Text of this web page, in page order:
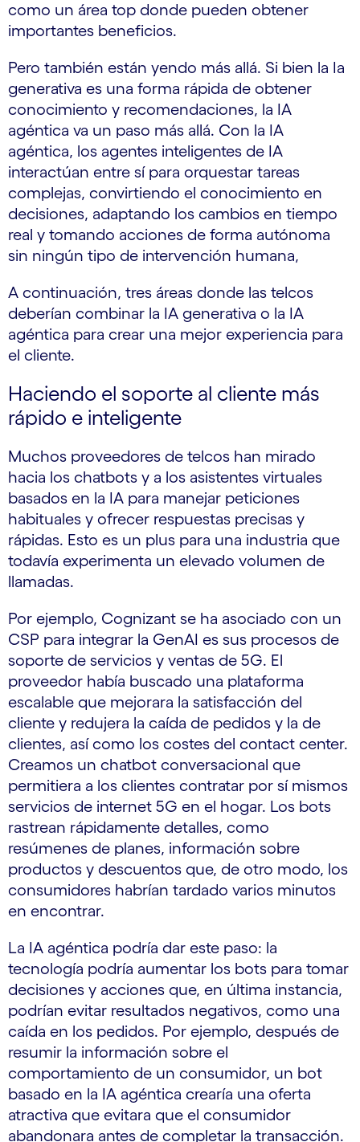
como un área top donde pueden obtener
importantes beneficios.
Pero también están yendo más allá. Si bien la Ia
generativa es una forma rápida de obtener
conocimiento y recomendaciones, la IA
agéntica va un paso más allá. Con la IA
agéntica, los agentes inteligentes de IA
interactúan entre sí para orquestar tareas
complejas, convirtiendo el conocimiento en
decisiones, adaptando los cambios en tiempo
real y tomando acciones de forma autónoma
sin ningún tipo de intervención humana,
A continuación, tres áreas donde las telcos
deberían combinar la IA generativa o la IA
agéntica para crear una mejor experiencia para
el cliente.
Haciendo el soporte al cliente más
rápido e inteligente
Muchos proveedores de telcos han mirado
hacia los chatbots y a los asistentes virtuales
basados en la IA para manejar peticiones
habituales y ofrecer respuestas precisas y
rápidas. Esto es un plus para una industria que
todavía experimenta un elevado volumen de
llamadas.
Por ejemplo, Cognizant se ha asociado con un
CSP para integrar la GenAI es sus procesos de
soporte de servicios y ventas de 5G. El
proveedor había buscado una plataforma
escalable que mejorara la satisfacción del
cliente y redujera la caída de pedidos y la de
clientes, así como los costes del contact center.
Creamos un chatbot conversacional que
permitiera a los clientes contratar por sí mismos
servicios de internet 5G en el hogar. Los bots
rastrean rápidamente detalles, como
resúmenes de planes, información sobre
productos y descuentos que, de otro modo, los
consumidores habrían tardado varios minutos
en encontrar.
La IA agéntica podría dar este paso: la
tecnología podría aumentar los bots para tomar
decisiones y acciones que, en última instancia,
podrían evitar resultados negativos, como una
caída en los pedidos. Por ejemplo, después de
resumir la información sobre el
comportamiento de un consumidor, un bot
basado en la IA agéntica crearía una oferta
atractiva que evitara que el consumidor
abandonara antes de completar la transacción.